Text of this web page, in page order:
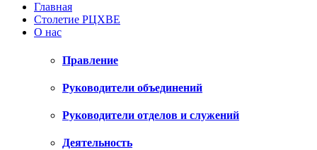
Главная
Столетие РЦХВЕ
О нас
Правление
Руководители объединений
Руководители отделов и служений
Деятельность